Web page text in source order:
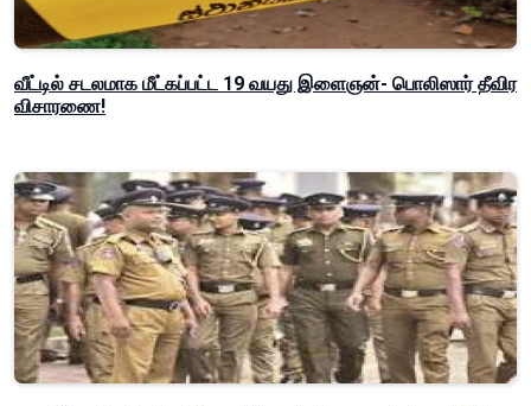
வீட்டில் சடலமாக மீட்கப்பட்ட 19 வயது இளைஞன்- பொலிஸார் தீவிர
விசாரணை!